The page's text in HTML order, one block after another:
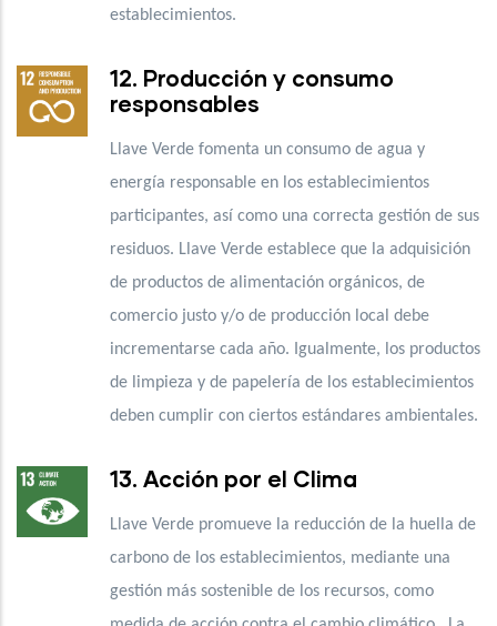
establecimientos.
12. Producción y consumo
responsables
Llave Verde fomenta un consumo de agua y
energía responsable en los establecimientos
participantes, así como una correcta gestión de sus
residuos. Llave Verde establece que la adquisición
de productos de alimentación orgánicos, de
comercio justo y/o de producción local debe
incrementarse cada año. Igualmente, los productos
de limpieza y de papelería de los establecimientos
deben cumplir con ciertos estándares ambientales.
13. Acción por el Clima
Llave Verde promueve la reducción de la huella de
carbono de los establecimientos, mediante una
gestión más sostenible de los recursos, como